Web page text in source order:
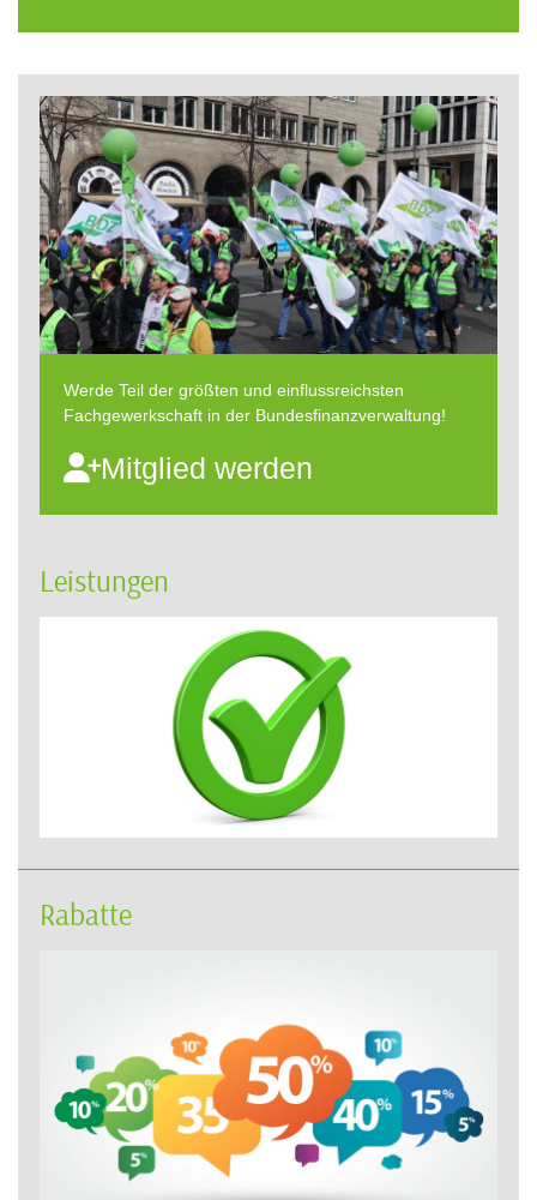
Werde Teil der größten und einflussreichsten
Fachgewerkschaft in der Bundesfinanzverwaltung!
Mitglied werden
Leistungen
Rabatte